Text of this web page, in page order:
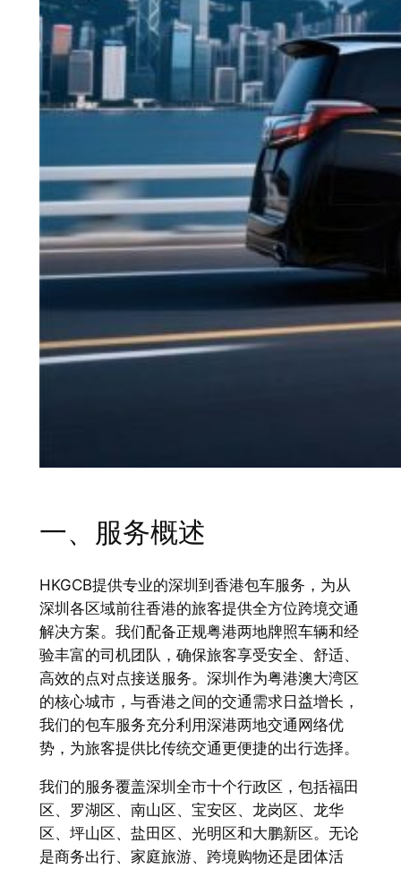
一、服务概述
HKGCB提供专业的深圳到香港包车服务，为从
深圳各区域前往香港的旅客提供全方位跨境交通
解决方案。我们配备正规粤港两地牌照车辆和经
验丰富的司机团队，确保旅客享受安全、舒适、
高效的点对点接送服务。深圳作为粤港澳大湾区
的核心城市，与香港之间的交通需求日益增长，
我们的包车服务充分利用深港两地交通网络优
势，为旅客提供比传统交通更便捷的出行选择。
我们的服务覆盖深圳全市十个行政区，包括福田
区、罗湖区、南山区、宝安区、龙岗区、龙华
区、坪山区、盐田区、光明区和大鹏新区。无论
是商务出行、家庭旅游、跨境购物还是团体活